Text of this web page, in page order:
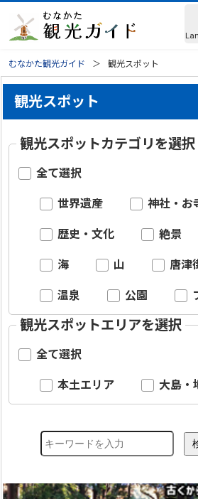
むなかた観光ガイド 観光スポット
観光スポット
観光スポットカテゴリを選択
全て選択
世界遺産 神社・お
歴史・文化 絶景
海 山 唐津
温泉 公園
観光スポットエリアを選択
全て選択
本土エリア 大島・